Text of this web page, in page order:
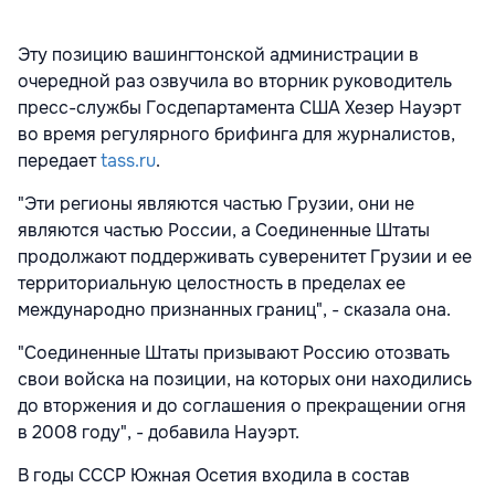
Эту позицию вашингтонской администрации в
очередной раз озвучила во вторник руководитель
пресс-службы Госдепартамента США Хезер Науэрт
во время регулярного брифинга для журналистов,
передаетtass.ru.
"Эти регионы являются частью Грузии, они не
являются частью России, а Соединенные Штаты
продолжают поддерживать суверенитет Грузии и ее
территориальную целостность в пределах ее
международно признанных границ", - сказала она.
"Соединенные Штаты призывают Россию отозвать
свои войска на позиции, на которых они находились
до вторжения и до соглашения о прекращении огня
в 2008 году", - добавила Науэрт.
В годы СССР Южная Осетия входила в состав